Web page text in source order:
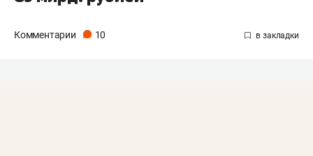
Комментарии 10